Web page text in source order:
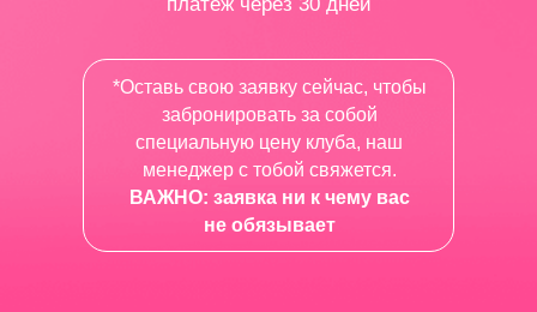
*Оставь свою заявку сейчас, чтобы
забронировать за собой
специальную цену клуба, наш
менеджер с тобой свяжется.
ВАЖНО: заявка ни к чему вас
не обязывает